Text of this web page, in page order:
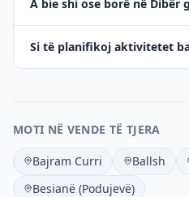
A bie shi ose borë në Dibër
Si të planifikoj aktivitetet
MOTI NË VENDE TË TJERA
Bajram Curri Ballsh
Besianë (Podujevë)